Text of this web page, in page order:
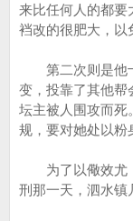
来比任何人的都要
裆改的很肥大，以
第二次则是他十
变，投靠了其他帮
坛主被人围攻而死
规，要对她处以粉
为了以儆效尤，
刑那一天，泗水镇